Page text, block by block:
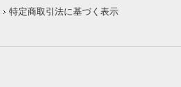
特定商取引法に基づく表示